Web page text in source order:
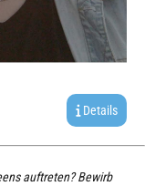
Details
auftreten? Bewirb